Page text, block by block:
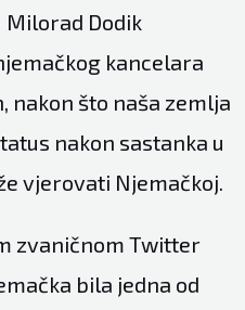
Milorad Dodik
kancelara
nakon što naša zemlja
nakon sastanka u
vjerovati Njemačkoj.
zvaničnom Twitter
bila jedna od